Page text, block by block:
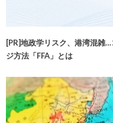
[PR]地政学リスク、港湾混雑
ジ方法「FFA」とは